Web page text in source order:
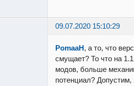
09.07.2020 15:10:29
PomaaH, а то, что
смущает? То что на
модов, больше
потенциал? Допустим,